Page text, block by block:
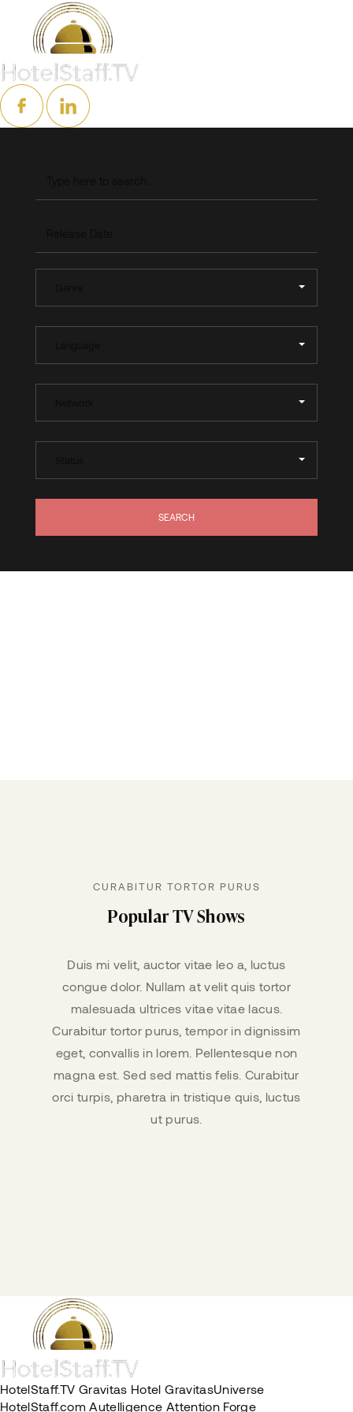
SEARCH
CURABITUR TORTOR PURUS
Popular TV Shows
Duis mi velit, auctor vitae leo a, luctus
congue dolor. Nullam at velit quis tortor
malesuada ultrices vitae vitae lacus.
Curabitur tortor purus, tempor in dignissim
eget, convallis in lorem. Pellentesque non
magna est. Sed sed mattis felis. Curabitur
orci turpis, pharetra in tristique quis, luctus
ut purus.
HotelStaff.TV Gravitas HotelGravitasUniverse
HotelStaff.comAutelligence Attention Forge